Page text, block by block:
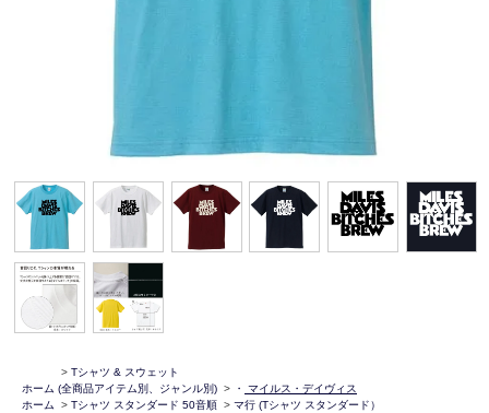
ホーム
> Tシャツ & スウェット
(全商品アイテム別、ジャンル別) > ・
マイルス・デイヴィス
ホーム
> Tシャツ スタンダード 50音順 > マ行 (Tシャツ スタンダード）